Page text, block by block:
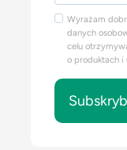
Wyrażam
danych
celu
o produktach i